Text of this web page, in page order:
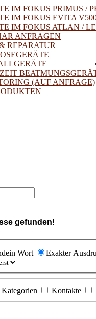
IM FOKUS PRIMUS /
IM FOKUS EVITA
IM FOKUS ATLAN /
ANFRAGEN
REPARATUR
(AUF ANFRAGE)
gefunden!
Wort
Exakter
Kategorien Kontakte